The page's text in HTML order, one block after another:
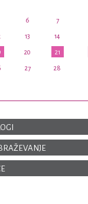
6 7
13 14
20 21
27 28